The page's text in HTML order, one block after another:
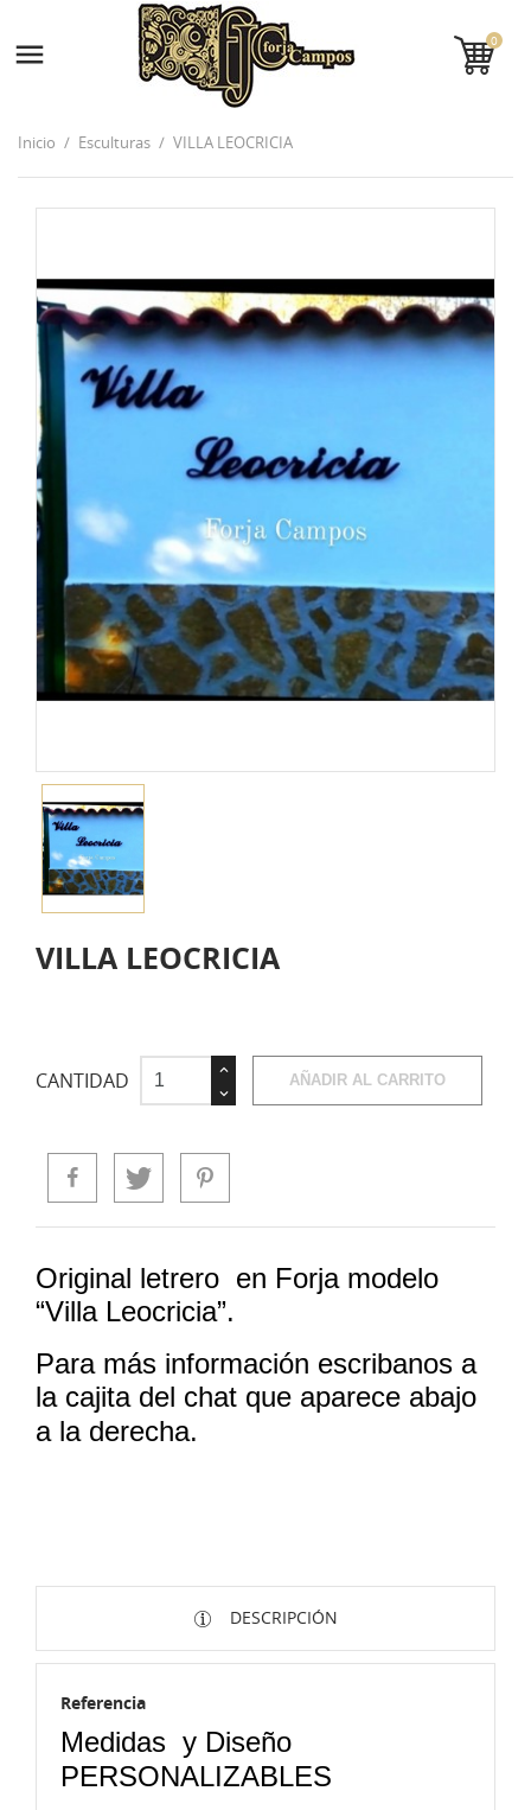
 0
Inicio Esculturas VILLA LEOCRICIA
VILLA LEOCRICIA
CANTIDAD AÑADIR AL CARRITO
Original letrero en Forja modelo
“Villa Leocricia”.
Para más información escribanos a
la cajita del chat que aparece abajo
a la derecha.
DESCRIPCIÓN
Referencia
Medidas y Diseño
PERSONALIZABLES